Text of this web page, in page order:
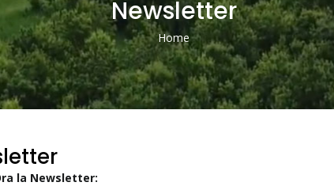
Newsletter
Briciole
Di
Pane
Home
la Newsletter: